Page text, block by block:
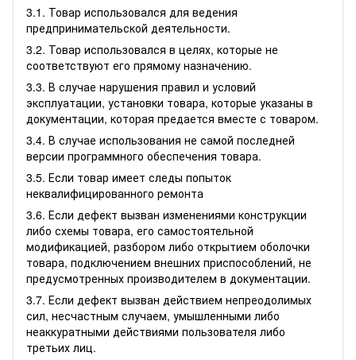
3.1. Товар использовался для ведения
предпринимательской деятельности.
3.2. Товар использовался в целях, которые не
соответствуют его прямому назначению.
3.3. В случае нарушения правил и условий
эксплуатации, установки товара, которые указаны в
документации, которая предается вместе с товаром.
3.4. В случае использования не самой последней
версии программного обеспечения товара.
3.5. Если товар имеет следы попыток
неквалифицированного ремонта
3.6. Если дефект вызван изменениями конструкции
либо схемы товара, его самостоятельной
модификацией, разбором либо открытием оболочки
товара, подключением внешних приспособлений, не
предусмотренных производителем в документации.
3.7. Если дефект вызван действием непреодолимых
сил, несчастным случаем, умышленными либо
неаккуратными действиями пользователя либо
третьих лиц.